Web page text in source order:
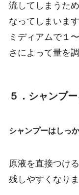
流してしまうた
なってしまいます
ミディアムで１
さによって量を
５．シャンプ
シャンプーはしっ
原液を直接つけ
残しやすくなりま